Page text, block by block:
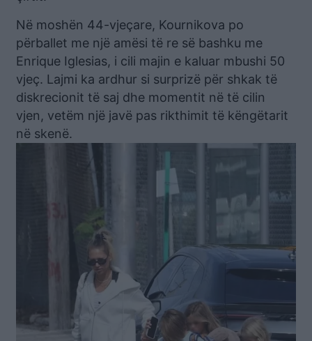
Në moshën 44-vjeçare, Kournikova po
përballet me një amësi të re së bashku me
Enrique Iglesias, i cili majin e kaluar mbushi 50
vjeç. Lajmi ka ardhur si surprizë për shkak të
diskrecionit të saj dhe momentit në të cilin
vjen, vetëm një javë pas rikthimit të këngëtarit
në skenë.